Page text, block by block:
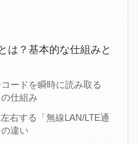
は？基本的な仕組みと
ードを瞬時に読み取る
仕組み
右する「無線LAN/LTE通
違い